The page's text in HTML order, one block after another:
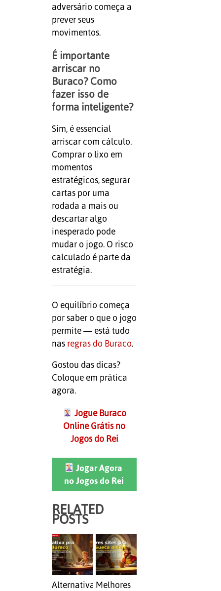
adversário começa a
prever seus
movimentos.
É importante
arriscar no
Buraco? Como
fazer isso de
forma inteligente?
Sim, é essencial
arriscar com cálculo.
Comprar o lixo em
momentos
estratégicos, segurar
cartas por uma
rodada a mais ou
descartar algo
inesperado pode
mudar o jogo. O risco
calculado é parte da
estratégia.
O equilíbrio começa
por saber o que o jogo
permite — está tudo
nas regras do Buraco.
Gostou das dicas?
Coloque em prática
agora.
Jogue Buraco
Online Grátis no
Jogos do Rei
Jogar Agora
no Jogos do Rei
RELATED
POSTS
Alternativa Melhores